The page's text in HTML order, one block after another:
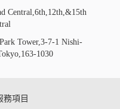
Central,6th,12th,&15th
Tower,3-7-1 Nishi-
1030
務項目